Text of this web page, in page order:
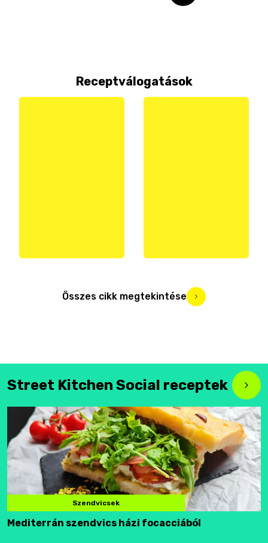
Receptválogatások
Összes cikk megtekintése
Street Kitchen Social receptek
Szendvicsek
Mediterrán szendvics házi focacciából